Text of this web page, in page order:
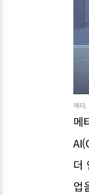
메타
메
더
업